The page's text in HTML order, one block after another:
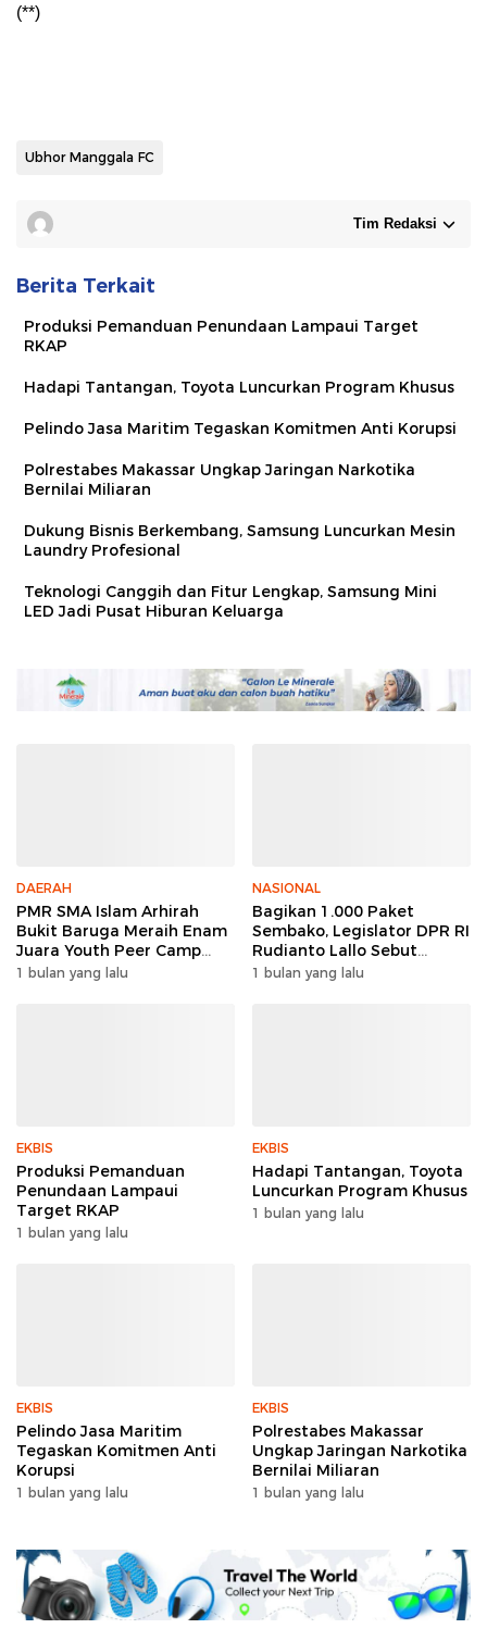
(**)
Ubhor Manggala FC
Tim Redaksi
Berita Terkait
Produksi Pemanduan Penundaan Lampaui Target
RKAP
Hadapi Tantangan, Toyota Luncurkan Program Khusus
Pelindo Jasa Maritim Tegaskan Komitmen Anti Korupsi
Polrestabes Makassar Ungkap Jaringan Narkotika
Bernilai Miliaran
Dukung Bisnis Berkembang, Samsung Luncurkan Mesin
Laundry Profesional
Teknologi Canggih dan Fitur Lengkap, Samsung Mini
LED Jadi Pusat Hiburan Keluarga
DAERAH
PMR SMA Islam Arhirah
Bukit Baruga Meraih Enam
Juara Youth Peer Camp
2026
1 bulan yang lalu
NASIONAL
Bagikan 1.000 Paket
Sembako, Legislator DPR RI
Rudianto Lallo Sebut
Kepercayaan Publik Ke
1 bulan yang lalu
EKBIS
Produksi Pemanduan
Penundaan Lampaui
Target RKAP
1 bulan yang lalu
EKBIS
Hadapi Tantangan, Toyota
Luncurkan Program Khusus
1 bulan yang lalu
EKBIS
Pelindo Jasa Maritim
Tegaskan Komitmen Anti
Korupsi
1 bulan yang lalu
EKBIS
Polrestabes Makassar
Ungkap Jaringan Narkotika
Bernilai Miliaran
1 bulan yang lalu